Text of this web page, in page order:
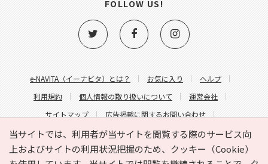
当サイトでは、利用者が当サイトを閲覧する際のサービス向
上およびサイトの利用状況把握のため、クッキー（Cookie）
e-NAVITA（イーナビタ）とは？ お気に入り
ヘルプ
利用規約
個人情報の取り扱いについて
運営会社
サイトマップ
広告掲載に関するお問い合わせ
サイトの内容に関するお問い合わせ
FOLLOW US!